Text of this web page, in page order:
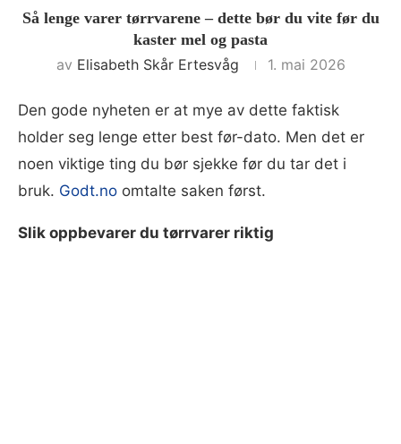
Så lenge varer tørrvarene – dette bør du vite før du
kaster mel og pasta
av Elisabeth Skår Ertesvåg 1. mai 2026
Den gode nyheten er at mye av dette faktisk
holder seg lenge etter best før-dato. Men det er
noen viktige ting du bør sjekke før du tar det i
bruk. Godt.no omtalte saken først.
Slik oppbevarer du tørrvarer riktig